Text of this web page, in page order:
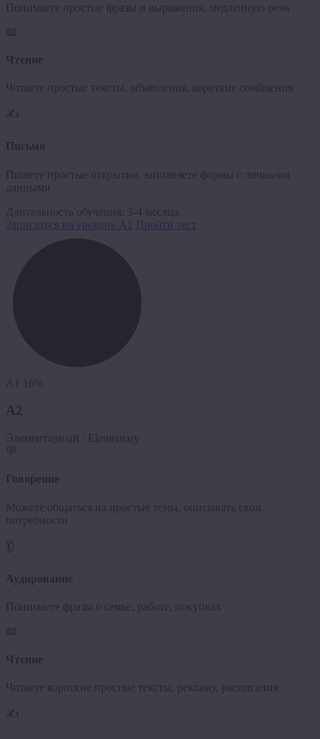
Понимаете простые фразы и выражения, медленную речь
📖
Чтение
Читаете простые тексты, объявления, короткие сообщения
✍️
Письмо
Пишете простые открытки, заполняете формы с личными
данными
Длительность обучения:
3-4 месяца
Записаться на уровень A1
Пройти тест
A1 16%
A2
Элементарный / Elementary
💬
Говорение
Можете общаться на простые темы, описывать свои
потребности
👂
Аудирование
Понимаете фразы о семье, работе, покупках
📖
Чтение
Читаете короткие простые тексты, рекламу, расписания
✍️